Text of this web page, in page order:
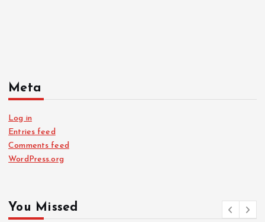
Meta
Log in
Entries feed
Comments feed
WordPress.org
You Missed